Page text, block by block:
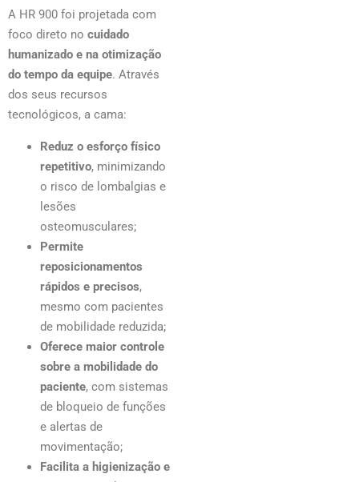
A HR 900 foi projetada com
foco direto no cuidado
humanizado e na otimização
do tempo da equipe. Através
dos seus recursos
tecnológicos, a cama:
Reduz o esforço físico
repetitivo, minimizando
o risco de lombalgias e
lesões
osteomusculares;
Permite
reposicionamentos
rápidos e precisos,
mesmo com pacientes
de mobilidade reduzida;
Oferece maior controle
sobre a mobilidade do
paciente, com sistemas
de bloqueio de funções
e alertas de
movimentação;
Facilita a higienização e